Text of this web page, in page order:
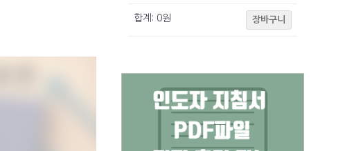
합계: 0원 장바구니